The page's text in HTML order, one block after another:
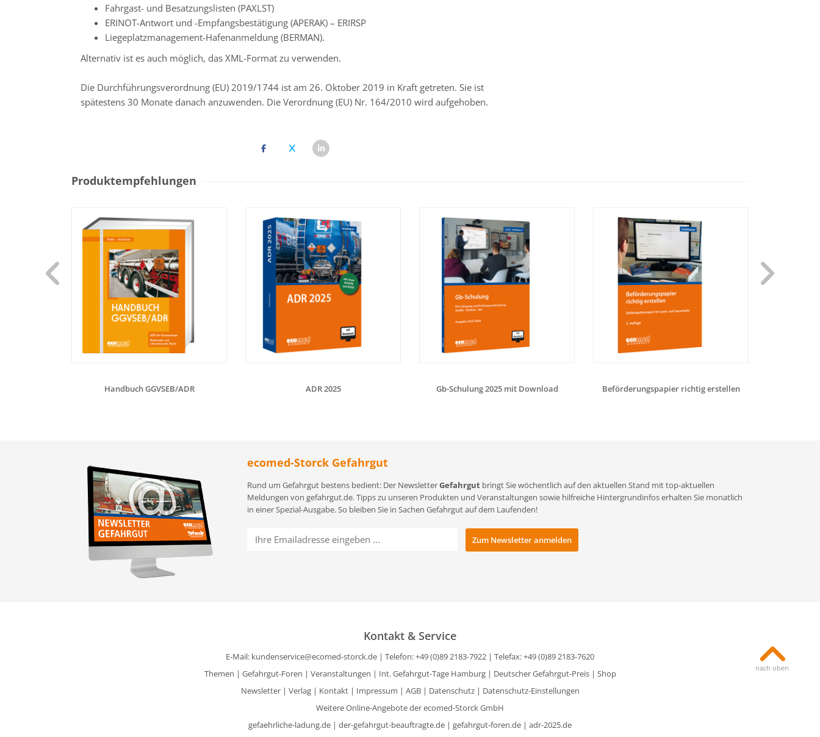
Fahrgast- und Besatzungslisten (PAXLST)
ERINOT-Antwort und -Empfangsbestätigung (APERAK) – ERIRSP
Liegeplatzmanagement-Hafenanmeldung (BERMAN).
Alternativ ist es auch möglich, das XML-Format zu verwenden.
Die Durchführungsverordnung (EU) 2019/1744 ist am 26. Oktober 2019 in Kraft getreten. Sie ist
spätestens 30 Monate danach anzuwenden. Die Verordnung (EU) Nr. 164/2010 wird aufgehoben.
nach oben
Produktempfehlungen
Handbuch GGVSEB/ADR ADR 2025 Gb-Schulung 2025 mit Download Beförderungspapier richtig erstellen
ecomed-Storck Gefahrgut
Rund um Gefahrgut bestens bedient: Der NewsletterGefahrgut bringt Sie wöchentlich auf den aktuellen Stand mit top-aktuellen
Meldungen von gefahrgut.de. Tipps zu unseren Produkten und Veranstaltungen sowie hilfreiche Hintergrundinfos erhalten Sie monatlich
in einer Spezial-Ausgabe. So bleiben Sie in Sachen Gefahrgut auf dem Laufenden!
Kontakt & Service
E-Mail: kundenservice@ecomed-storck.de | Telefon: +49 (0)89 2183-7922 | Telefax: +49 (0)89 2183-7620
Themen | Gefahrgut-Foren | Veranstaltungen | Int. Gefahrgut-Tage Hamburg| Deutscher Gefahrgut-Preis| Shop
Newsletter| Verlag| Kontakt| Impressum | AGB| Datenschutz| Datenschutz-Einstellungen
Weitere Online-Angebote der ecomed-Storck GmbH
gefaehrliche-ladung.de | der-gefahrgut-beauftragte.de | gefahrgut-foren.de | adr-2025.de